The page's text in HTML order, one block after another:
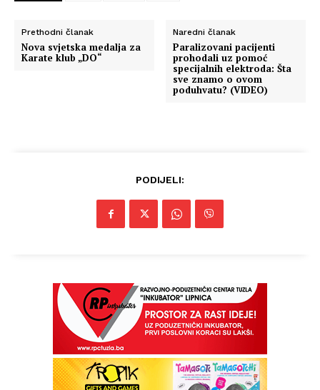
Prethodni članak
Nova svjetska medalja za
Karate klub „DO“
Naredni članak
Paralizovani pacijenti
prohodali uz pomoć
specijalnih elektroda: Šta
sve znamo o ovom
poduhvatu? (VIDEO)
PODIJELI: